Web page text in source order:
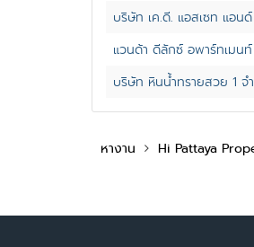
บริษัท เค.ดี. แอสเซท แอน
แวนด้า ดีลักซ์ อพาร์ทเมนท์
บริษัท หินน้ำทรายสวย 1 จ
หางาน Hi Pattaya